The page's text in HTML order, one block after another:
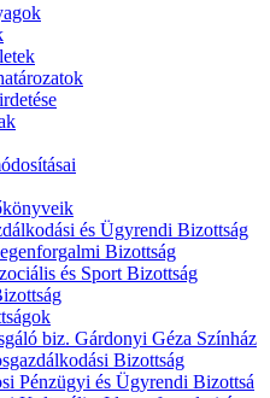
és Ügyrendi Bizottság
Bizottság
és Sport Bizottság
biz. Gárdonyi Géza Színház
Bizottság
Pénzügyi és Ügyrendi Bizottsá